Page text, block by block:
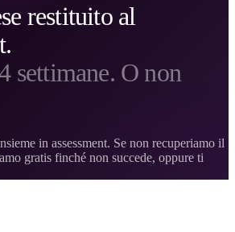
restituito al
settimane. O non
in assessment. Se non recuperiamo il
gratis finché non succede, oppure ti